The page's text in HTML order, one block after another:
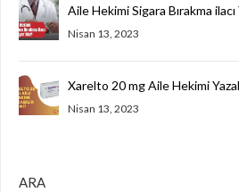
Aile Hekimi Sigara Bırakma ilacı
Nisan 13, 2023
Xarelto 20 mg Aile Hekimi
Nisan 13, 2023
ARA